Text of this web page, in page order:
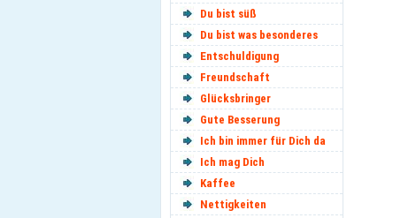
Du bist süß
Du bist was besonderes
Entschuldigung
Freundschaft
Glücksbringer
Gute Besserung
Ich bin immer für Dich da
Ich mag Dich
Kaffee
Nettigkeiten